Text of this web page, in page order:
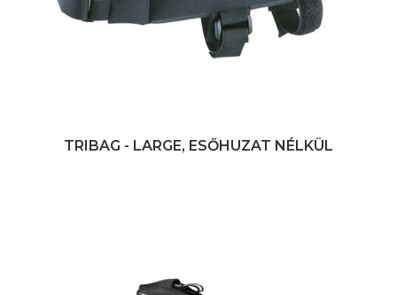
TRIBAG - LARGE, ESŐHUZAT NÉLKÜL